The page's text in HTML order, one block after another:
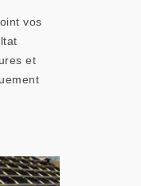
vos
et